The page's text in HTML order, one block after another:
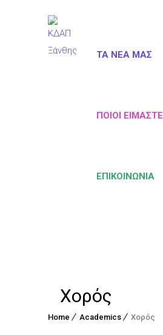
ΤΑ ΝΈΑ ΜΑΣ
ΠΟΙΟΙ ΕΊΜΑΣΤΕ
ΕΠΙΚΟΙΝΩΝΊΑ
Χορός
Home Academics Χορός